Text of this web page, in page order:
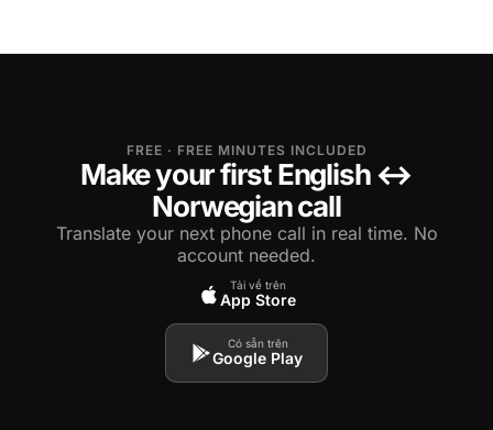
FREE · FREE MINUTES INCLUDED
Make your first English ↔
Norwegian call
Translate your next phone call in real time. No
account needed.
Tải về trên
App Store
Có sẵn trên
Google Play